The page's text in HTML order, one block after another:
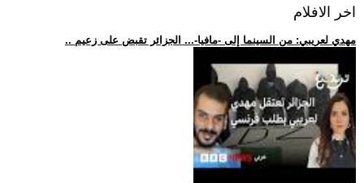
اخر الافلام
.. مهدي لعريبي: من السينما إلى -مافيا-... الجزائر تقبض على زعيم